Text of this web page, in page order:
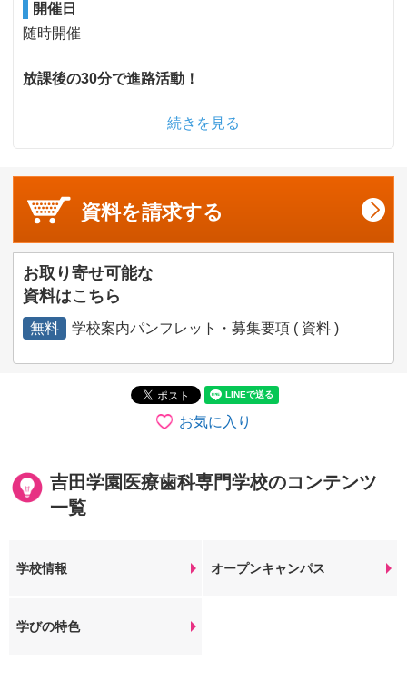
開催日
随時開催
放課後の30分で進路活動！
続きを見る
資料を請求する
お取り寄せ可能な
資料はこちら
無料 学校案内パンフレット・募集要項 ( 資料 )
お気に入り
吉田学園医療歯科専門学校のコンテンツ
一覧
学校情報 オープンキャンパス
学びの特色